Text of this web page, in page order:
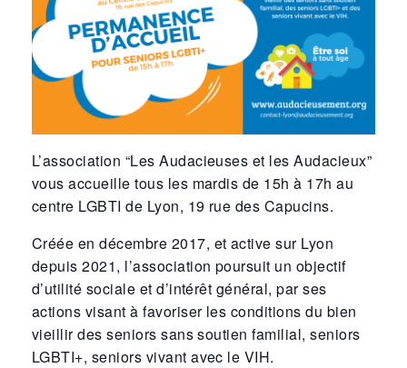
L’association “Les Audacieuses et les Audacieux”
vous accueille tous les mardis de 15h à 17h au
centre LGBTI de Lyon, 19 rue des Capucins.
Créée en décembre 2017, et active sur Lyon
depuis 2021, l’association poursuit un objectif
d’utilité sociale et d’intérêt général, par ses
actions visant à favoriser les conditions du bien
vieillir des seniors sans soutien familial, seniors
LGBTI+, seniors vivant avec le VIH.